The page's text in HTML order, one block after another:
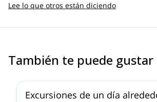
Lee lo que otros están diciendo
También te puede gustar
Excursiones de un día